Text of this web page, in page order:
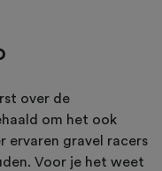
over de
om het ook
ervaren gravel racers
Voor je het weet